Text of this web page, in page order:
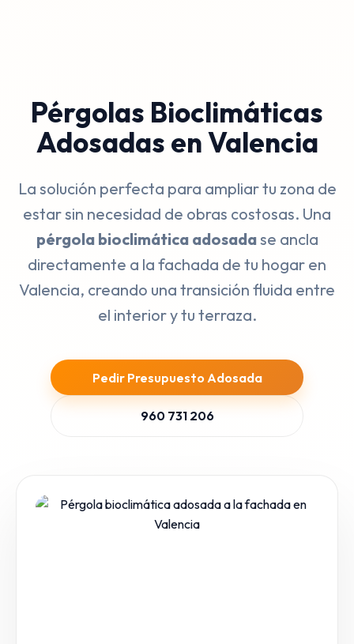
Pérgolas Bioclimáticas
Adosadas en Valencia
La solución perfecta para ampliar tu zona de
estar sin necesidad de obras costosas. Una
pérgola bioclimática adosadase ancla
directamente a la fachada de tu hogar en
Valencia, creando una transición fluida entre
el interior y tu terraza.
Pedir Presupuesto Adosada
960 731 206